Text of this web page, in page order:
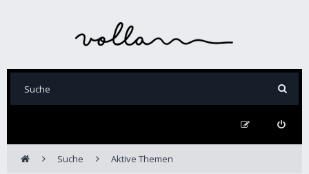
Suche Aktive Themen